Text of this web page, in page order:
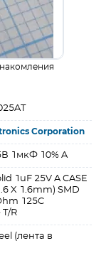
Corporation
1мкФ 10% A
1uF 25V A CASE
X 1.6mm) SMD
125C
R
(лента в